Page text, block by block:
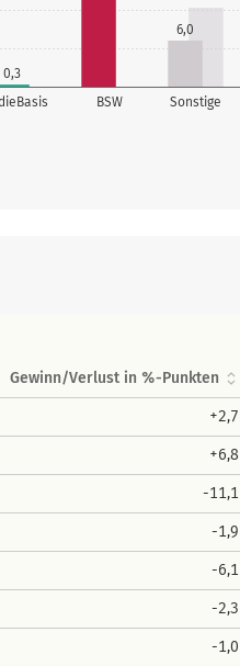
BSW Sonstige
0,3
6,0
Gewinn/Verlust in %-Punkten
+2,7
+6,8
-11,1
-1,9
-6,1
-2,3
-1,0